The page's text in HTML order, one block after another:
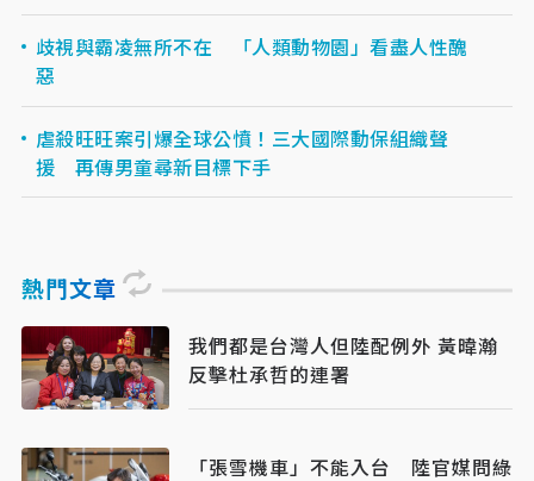
歧視與霸凌無所不在 「人類動物園」看盡人性醜
惡
虐殺旺旺案引爆全球公憤！三大國際動保組織聲
援 再傳男童尋新目標下手
熱門文章
我們都是台灣人但陸配例外 黃暐瀚
反擊杜承哲的連署
「張雪機車」不能入台 陸官媒問綠